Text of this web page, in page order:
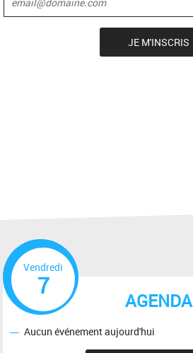
AGENDA
Vendredi
7
Aucun événement aujourd'hui